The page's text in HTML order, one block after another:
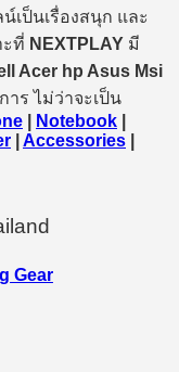
เป็นเรื่องสนุก และ
ะที่ NEXTPLAY มี
Acer hp Asus Msi
ร ไม่ว่าจะเป็น
Notebook
Accessories
Gear